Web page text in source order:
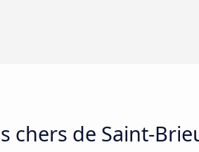
chers de Saint-